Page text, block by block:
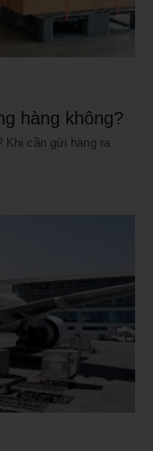
hàng không?
Khi cần gửi hàng ra